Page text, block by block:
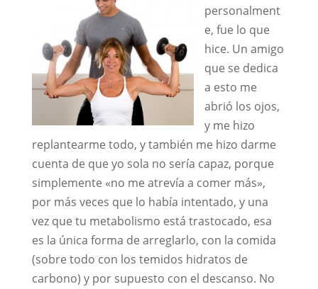
personalment
e, fue lo que
hice. Un amigo
que se dedica
a esto me
abrió los ojos,
y me hizo
replantearme todo, y también me hizo darme
cuenta de que yo sola no sería capaz, porque
simplemente «no me atrevía a comer más»,
por más veces que lo había intentado, y una
vez que tu metabolismo está trastocado, esa
es la única forma de arreglarlo, con la comida
(sobre todo con los temidos hidratos de
carbono) y por supuesto con el descanso. No